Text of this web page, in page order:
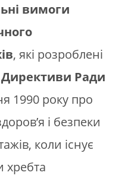
вимоги
, які розроблені
Директиви Ради
1990 року про
і безпеки
коли існує
хребта